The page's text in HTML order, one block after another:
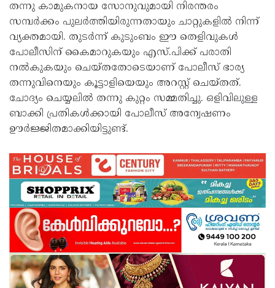
തന്നു കാമുകനായ സോനുവുമായി നിരന്തരം
സമ്പര്‍ക്കം പുലര്‍ത്തിയിരുന്നതായും ചാറ്റുകളില്‍ നിന്ന്
വ്യക്തമായി. തുടര്‍ന്ന് കുടുംബം ഈ തെളിവുകള്‍
പോലീസിന് കൈമാറുകയും എസ്.പിക്ക് പരാതി
നല്‍കുകയും ചെയ്തതോടെയാണ് പോലീസ് ഭാര്യ
തന്നുവിനെയും കൂട്ടാളിയെയും അറസ്റ്റ് ചെയ്തത്.
ചോദ്യം ചെയ്യലില്‍ തന്നു കുറ്റം സമ്മതിച്ചു. ഒളിവിലുള്ള
ബാക്കി പ്രതികള്‍ക്കായി പോലീസ് അന്വേഷണം
ഊര്‍ജ്ജിതമാക്കിയിട്ടുണ്ട്.